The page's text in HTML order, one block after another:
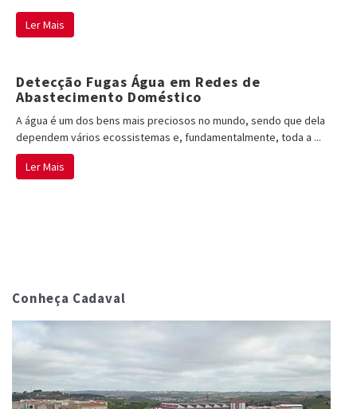
Ler Mais
Detecção Fugas Água em Redes de
Abastecimento Doméstico
A água é um dos bens mais preciosos no mundo, sendo que dela
dependem vários ecossistemas e, fundamentalmente, toda a ...
Ler Mais
Conheça Cadaval